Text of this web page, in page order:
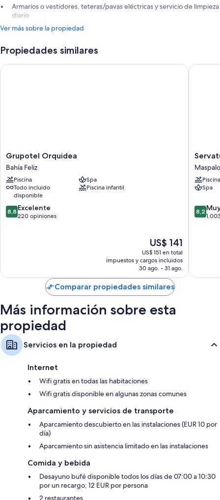
Armarios o vestidores, teteras/pavas eléctricas y servicio de limpieza
diario
Ver más sobre la propiedad
Propiedades similares
Grupotel
Orquidea
Bahía
Feliz
Grupotel Orquidea
Bahía Feliz
Piscina
Spa
Todo incluido
disponible
Piscina infantil
8.8
de
8,8 Excelente
220 opiniones
El
precio
actual
es
de
US$ 141
US$ 141
US$ 151 en total
impuestos y cargos incluidos
30 ago. - 31 ago.
Grupotel Orquidea
Servatur
Waikiki
Piscina
Spa
8.2
de
8,2
Comparar propiedades similares
Más información sobre esta
propiedad
Servicios en la propiedad
Internet
Wifi gratis en todas las habitaciones
Wifi gratis disponible en algunas zonas comunes
Aparcamiento y servicios de transporte
Aparcamiento descubierto en las instalaciones (EUR 10 por
día)
Aparcamiento sin asistencia limitado en las instalaciones
Comida y bebida
Desayuno bufé disponible todos los días de 07:00 a 10:30
por un recargo; 12 EUR por persona
2 restaurantes